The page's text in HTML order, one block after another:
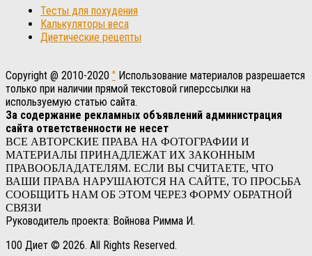
Тесты для похудения
Калькуляторы веса
Диетические рецепты
Copyright @ 2010-2020 " Использование материалов разрешается
только при наличии прямой текстовой гиперссылки на
используемую статью сайта.
За содержание рекламных объявлений администрация
сайта ответственности не несет
ВСЕ АВТОРСКИЕ ПРАВА НА ФОТОГРАФИИ И
МАТЕРИАЛЫ ПРИНАДЛЕЖАТ ИХ ЗАКОННЫМ
ПРАВООБЛАДАТЕЛЯМ. ЕСЛИ ВЫ СЧИТАЕТЕ, ЧТО
ВАШИ ПРАВА НАРУШАЮТСЯ НА САЙТЕ, ТО ПРОСЬБА
СООБЩИТЬ НАМ ОБ ЭТОМ ЧЕРЕЗ ФОРМУ ОБРАТНОЙ
СВЯЗИ
Руководитель проекта: Войнова Римма И.
100 Диет © 2026. All Rights Reserved.